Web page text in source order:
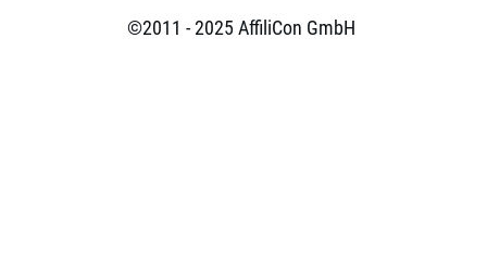
©2011 - 2025 AffiliCon GmbH